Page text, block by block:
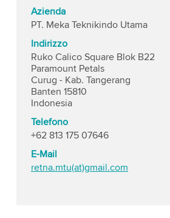
Azienda
PT. Meka Teknikindo Utama
Indirizzo
Ruko Calico Square Blok B22
Paramount Petals
Curug - Kab. Tangerang
Banten 15810
Indonesia
Telefono
+62 813 175 07646
E-Mail
retna.mtu(at)gmail.com